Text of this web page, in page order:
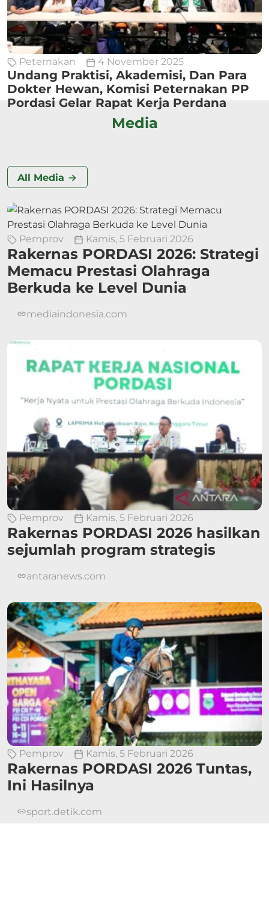
Peternakan 4 November 2025
Undang Praktisi, Akademisi, Dan Para
Dokter Hewan, Komisi Peternakan PP
Pordasi Gelar Rapat Kerja Perdana
Media
All Media
Pemprov Kamis, 5 Februari 2026
Rakernas PORDASI 2026: Strategi
Memacu Prestasi Olahraga
Berkuda ke Level Dunia
mediaindonesia.com
Pemprov Kamis, 5 Februari 2026
Rakernas PORDASI 2026 hasilkan
sejumlah program strategis
antaranews.com
Pemprov Kamis, 5 Februari 2026
Rakernas PORDASI 2026 Tuntas,
Ini Hasilnya
sport.detik.com